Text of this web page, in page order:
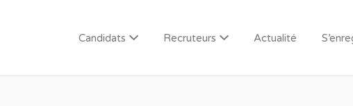
Candidats Recruteurs Actualité